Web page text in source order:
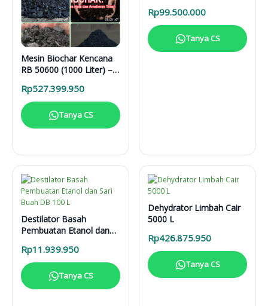
Mesin Biochar Kencana
RB 50600 (1000 Liter) –
Lengkap
Rp527.399.950
Tanya CS
Rp99.500.000
Tanya CS
Destilator Basah
Pembuatan Etanol dan
Rp11.939.950
Tanya CS
Dehydrator Limbah Cair
5000 L
Rp426.875.950
Tanya CS